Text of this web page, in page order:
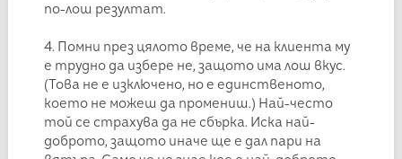
по-лош резултат.
4. Помни през цялото време, че на клиента му
е трудно да избере не, защото има лош вкус.
(Това не е изключено, но е единственото,
което не можеш да промениш.) Най-често
той се страхува да не сбърка. Иска най-
доброто, защото иначе ще е дал пари на